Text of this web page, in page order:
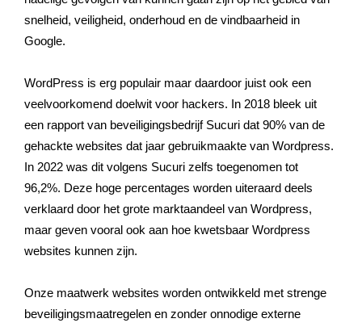
snelheid, veiligheid, onderhoud en de vindbaarheid in
Google.
WordPress is erg populair maar daardoor juist ook een
veelvoorkomend doelwit voor hackers. In 2018 bleek uit
een rapport van beveiligingsbedrijf Sucuri dat 90% van de
gehackte websites dat jaar gebruikmaakte van Wordpress.
In 2022 was dit volgens Sucuri zelfs toegenomen tot
96,2%. Deze hoge percentages worden uiteraard deels
verklaard door het grote marktaandeel van Wordpress,
maar geven vooral ook aan hoe kwetsbaar Wordpress
websites kunnen zijn.
Onze maatwerk websites worden ontwikkeld met strenge
beveiligingsmaatregelen en zonder onnodige externe